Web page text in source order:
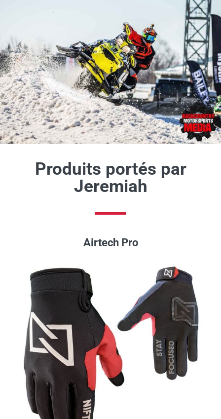
Produits portés par
Jeremiah
Airtech Pro